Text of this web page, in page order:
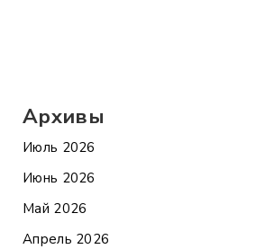
Архивы
Июль 2026
Июнь 2026
Май 2026
Апрель 2026